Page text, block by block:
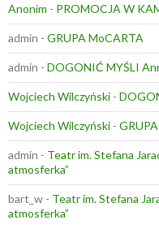
Anonim - PROMOCJA W
admin - GRUPA MoCARTA
admin - DOGONIĆ MYŚLI
Wojciech Wilczyński -
Wojciech Wilczyński -
admin - Teatr im. Stefana
atmosferka”
bart_w - Teatr im. Stefana
atmosferka”